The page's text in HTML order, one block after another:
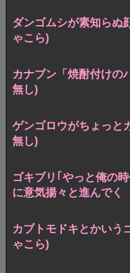
ダンゴムシが素知ら
ゃこら)
カナブン「焼酎付け
無し)
ゲンゴロウがちょっ
無し)
ゴキブリ｢やっと俺の
に意気揚々と進んで
カブトモドキとかい
ゃこら)